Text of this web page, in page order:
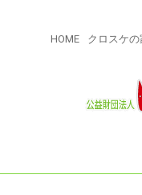
クロスケの
HOME